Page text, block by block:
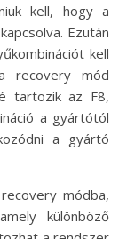
kell, hogy a
Ezután
kell
recovery mód
tartozik az F8,
a gyártótól
a gyártó
módba,
különböző